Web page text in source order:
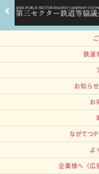
鉄道
お知ら
お
ながてつ
よ
企業様へ （